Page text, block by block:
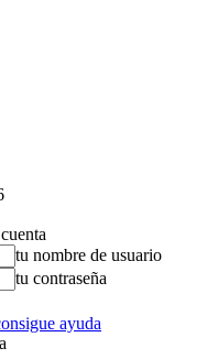
tu nombre de usuario
tu contraseña
ayuda